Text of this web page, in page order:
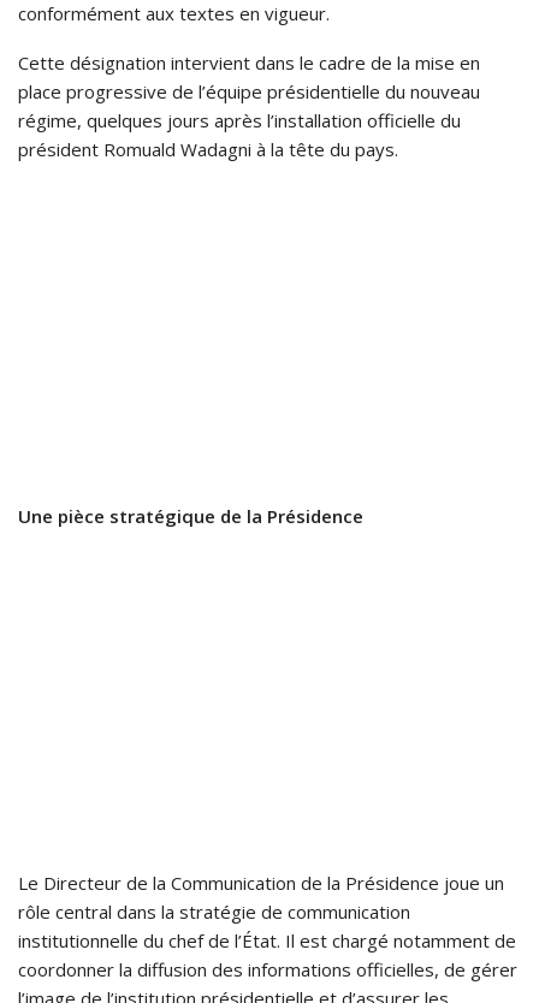
conformément aux textes en vigueur.
Cette désignation intervient dans le cadre de la mise en
place progressive de l’équipe présidentielle du nouveau
régime, quelques jours après l’installation officielle du
président Romuald Wadagni à la tête du pays.
Une pièce stratégique de la Présidence
Le Directeur de la Communication de la Présidence joue un
rôle central dans la stratégie de communication
institutionnelle du chef de l’État. Il est chargé notamment de
coordonner la diffusion des informations officielles, de gérer